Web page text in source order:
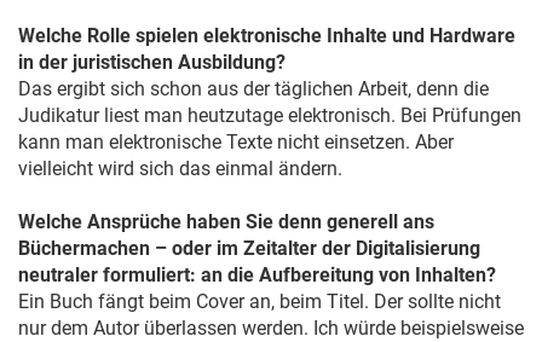
Welche Rolle spielen elektronische Inhalte und Hardware
in der juristischen Ausbildung?
Das ergibt sich schon aus der täglichen Arbeit, denn die
Judikatur liest man heutzutage elektronisch. Bei Prüfungen
kann man elektronische Texte nicht einsetzen. Aber
vielleicht wird sich das einmal ändern.
Welche Ansprüche haben Sie denn generell ans
Büchermachen – oder im Zeitalter der Digitalisierung
neutraler formuliert: an die Aufbereitung von Inhalten?
Ein Buch fängt beim Cover an, beim Titel. Der sollte nicht
nur dem Autor überlassen werden. Ich würde beispielsweise